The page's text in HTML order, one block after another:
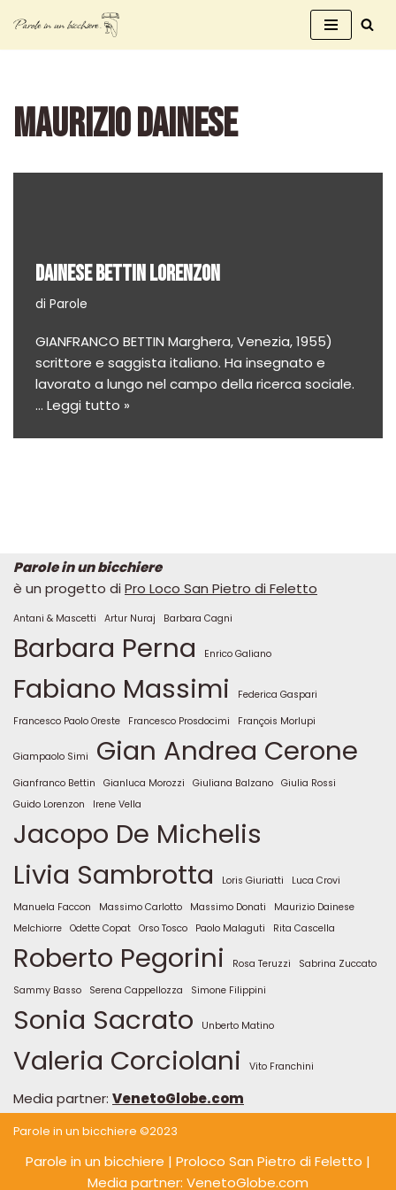
Vai
MAURIZIO DAINESE
DAINESE BETTIN LORENZON
di Parole
GIANFRANCO BETTIN Marghera, Venezia, 1955)
scrittore e saggista italiano. Ha insegnato e
lavorato a lungo nel campo della ricerca sociale.
… Leggi tutto »
Parole in un bicchiere
è un progetto di Pro Loco San Pietro di Feletto
Antani & Mascetti Artur Nuraj Barbara Cagni
Barbara Perna Enrico Galiano
Fabiano Massimi
Federica Gaspari
Francesco Paolo Oreste
Francesco Prosdocimi François Morlupi
Giampaolo Simi Gian Andrea Cerone
Gianfranco Bettin Gianluca Morozzi Giuliana Balzano Giulia Rossi
Guido Lorenzon
Irene Vella
Jacopo De Michelis
Livia Sambrotta
Loris Giuriatti
Luca Crovi
Manuela Faccon
Massimo Carlotto Massimo Donati
Maurizio Dainese
Melchiorre Odette Copat Orso Tosco Paolo Malaguti Rita Cascella
Roberto Pegorini Rosa Teruzzi
Sabrina Zuccato
Sammy Basso
Serena Cappellozza Simone Filippini
Sonia Sacrato Unberto Matino
Valeria Corciolani Vito Franchini
Media partner: VenetoGlobe.com
Parole in un bicchiere ©2023
Parole in un bicchiere | Proloco San Pietro di Feletto |
Media partner: VenetoGlobe.com